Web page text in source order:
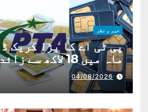
خبر و نظر
ماہ میں 18 لاکھ سے زائد سمز بلاک
04/08/2026